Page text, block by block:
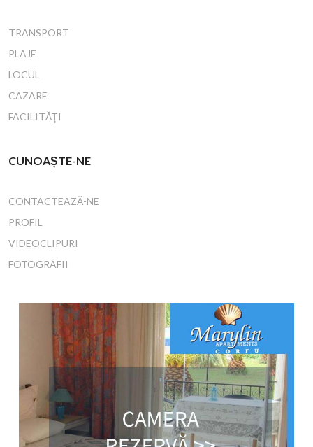
TRANSPORT
PLAJE
LOCUL
CAZARE
FACILITĂŢI
CUNOAȘTE-NE
CONTACTEAZĂ-NE
PROFIL
VIDEOCLIPURI
FOTOGRAFII